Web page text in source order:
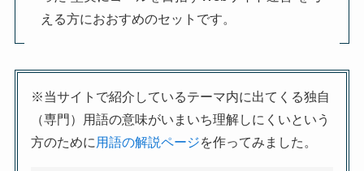
える方におおすめのセットです。
※当サイトで紹介しているテーマ内に出てくる独自
（専門）用語の意味がいまいち理解しにくいという
方のために 用語の解説ページを作ってみました。